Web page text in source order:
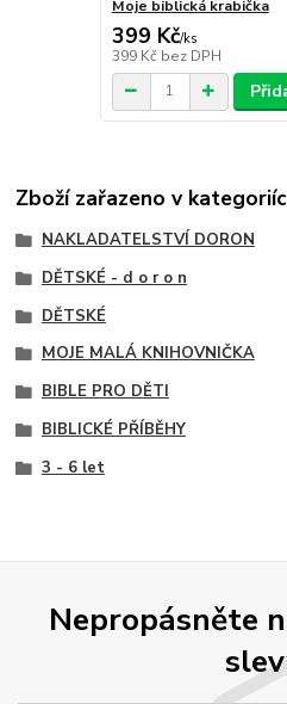
Moje biblická krabička
399 Kč/ks
399 Kč bez DPH
Zboží zařazeno v
NAKLADATELSTVÍ DORON
DĚTSKÉ - d o r o n
DĚTSKÉ
MOJE MALÁ KNIHOVNIČKA
BIBLE PRO DĚTI
BIBLICKÉ PŘÍBĚHY
3 - 6 let
Nepropásněte